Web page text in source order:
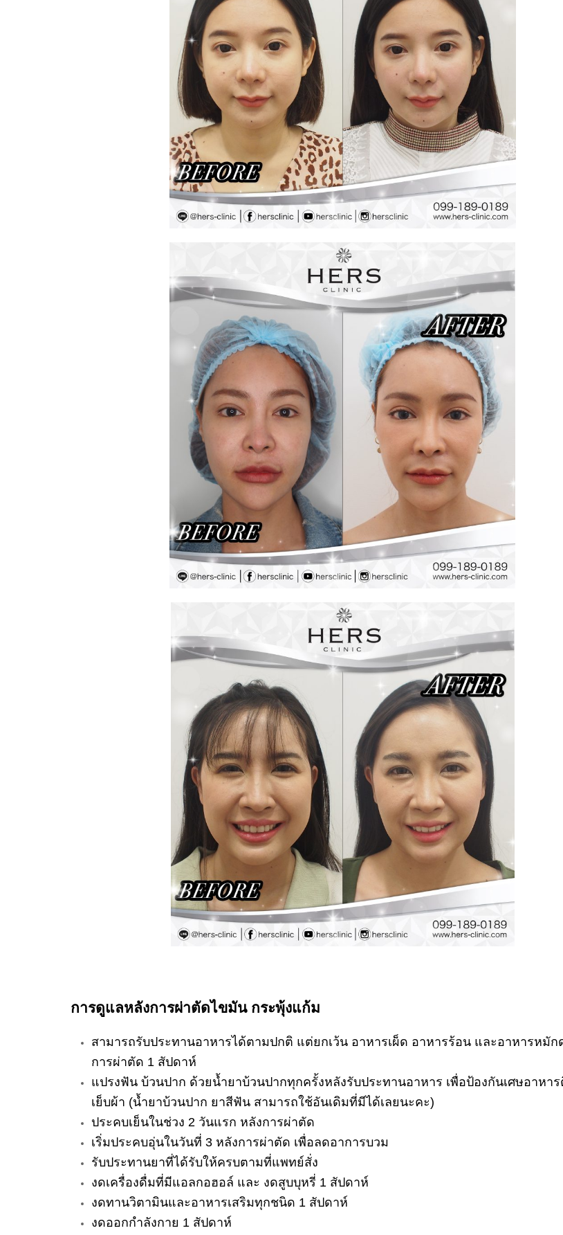
การดูแลหลังการผ่าตัดไขมัน กระพุ้งแก้ม
สามารถรับประทานอาหารได้ตามปกติ แต่ยกเว้น อาหารเผ็ด อาหารร้อน และอาหารหมัก
การผ่าตัด 1 สัปดาห์
แปรงฟัน บ้วนปาก ด้วยน้ำยาบ้วนปากทุกครั้งหลังรับประทานอาหาร เพื่อป้องกันเศษอาหา
เย็บผ้า (น้ำยาบ้วนปาก ยาสีฟัน สามารถใช้อันเดิมที่มีได้เลยนะคะ)
ประคบเย็นในช่วง 2 วันแรก หลังการผ่าตัด
เริ่มประคบอุ่นในวันที่ 3 หลังการผ่าตัด เพื่อลดอาการบวม
รับประทานยาที่ได้รับให้ครบตามที่แพทย์สั่ง
งดเครื่องดื่มที่มีแอลกอฮอล์ และ งดสูบบุหรี่ 1 สัปดาห์
งดทานวิตามินและอาหารเสริมทุกชนิด 1 สัปดาห์
งดออกกำลังกาย 1 สัปดาห์